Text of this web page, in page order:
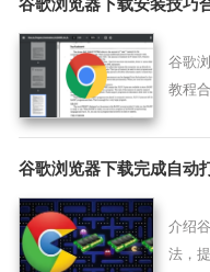
谷歌
教程
谷歌浏览器下载完成自动
介绍
法，